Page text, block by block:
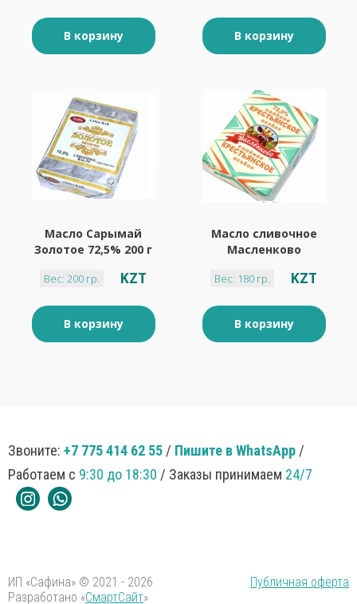
В корзину В корзину
Масло Сарымай
Золотое 72,5% 200 г
Вес: 200 гр. KZT
В корзину
Масло сливочное
Масленково
соленое 72,5 180 г
Вес: 180 гр. KZT
В корзину
Звоните: +7 775 414 62 55 / Пишите в WhatsApp /
Работаем с 9:30 до 18:30 / Заказы принимаем 24/7
ИП «Сафина» © 2021 - 2026
Публичная оферта
Разработано «СмартСайт»